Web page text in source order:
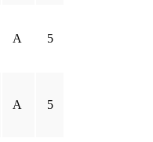
A 5
A 5